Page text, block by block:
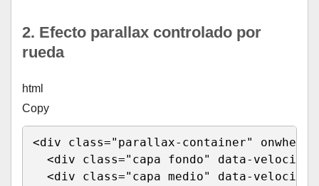
2. Efecto parallax controlado por
rueda
html
Copy
<div class=" parallax-container" onwheel
<div class=" capa fondo" data-velocidad
<div class=" capa medio" data-velocidad